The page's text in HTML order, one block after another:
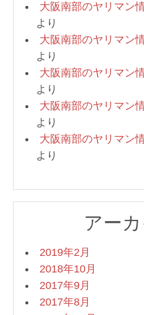
大阪南部のヤリマン
より
大阪南部のヤリマン
より
大阪南部のヤリマン
より
大阪南部のヤリマン
より
大阪南部のヤリマン
より
アー
2019年2月
2018年10月
2017年9月
2017年8月